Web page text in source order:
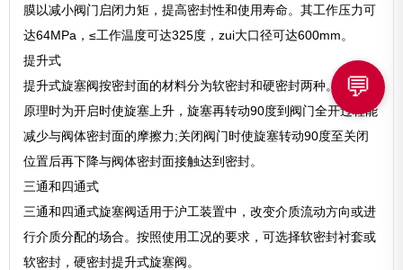
膜以减小阀门启闭力矩，提高密封性和使用寿命。其工作压力可
达64MPa，≤工作温度可达325度，zui大口径可达600mm。
提升式
提升式旋塞阀按密封面的材料分为软密封和硬密封两种。其基本
原理时为开启时使旋塞上升，旋塞再转动90度到阀门全开过程能
减少与阀体密封面的摩擦力;关闭阀门时使旋塞转动90度至关闭
位置后再下降与阀体密封面接触达到密封。
三通和四通式
三通和四通式旋塞阀适用于沪工装置中，改变介质流动方向或进
行介质分配的场合。按照使用工况的要求，可选择软密封衬套或
软密封，硬密封提升式旋塞阀。
💬